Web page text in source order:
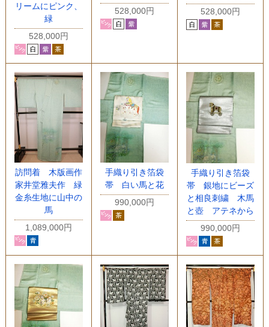
リームにピンク、
緑
528,000円
528,000円
528,000円
訪問着 木版画作
家井堂雅夫作 緑
金糸生地に山中の
馬
1,089,000円
手織り引き箔袋
帯 白い馬と花
990,000円
手織り引き箔袋
帯 銀地にビーズ
と相良刺繍 木馬
と壺 アテネから
990,000円